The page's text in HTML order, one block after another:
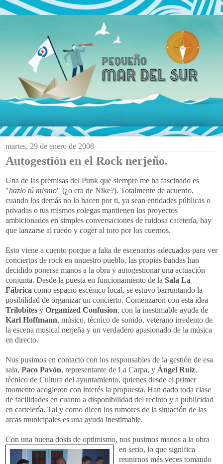
martes, 29 de enero de 2008
Autogestión en el Rock nerjeño.
Una de las premisas del Punk que siempre me ha fascinado es
"hazlo tú mismo" (¿o era de Nike?). Totalmente de acuerdo,
cuando los demás no lo hacen por ti, ya sean entidades públicas o
privadas o tus mismos colegas mantienen los proyectos
ambicionados en simples conversaciones de ruidosa cafetería, hay
que lanzarse al ruedo y coger al toro por los cuernos.
Esto viene a cuento porque a falta de escenarios adecuados para ver
conciertos de rock en nnuestro pueblo, las propias bandas han
decidido ponerse manos a la obra y autogestionar una actuación
conjunta. Desde la puesta en funcionamiento de la Sala La
Fábrica como espacio escénico local, se estuvo barruntando la
posibilidad de organizar un concierto. Comenzaron con esta idea
Trilobites y Organized Confusion, con la inestimable ayuda de
Karl Hoffmann, músico, técnico de sonido, veterano irredento de
la escena musical nerjeña y un verdadero apasionado de la música
en directo.
Nos pusimos en contacto con los responsables de la gestión de esa
sala, Paco Pavón, representante de La Carpa, y Ángel Ruiz,
técnico de Cultura del ayuntamiento, quienes desde el primer
momento acogieron con interés la propuesta. Han dado toda clase
de facilidades en cuanto a disponibilidad del recinto y a publicidad
en cartelería. Tal y como dicen los rumores de la situación de las
arcas municipales es una ayuda inestimable.
Con una buena dosis de optimismo, nos pusimos manos a la obra
en serio, lo que significa
reunirnos más veces tomando